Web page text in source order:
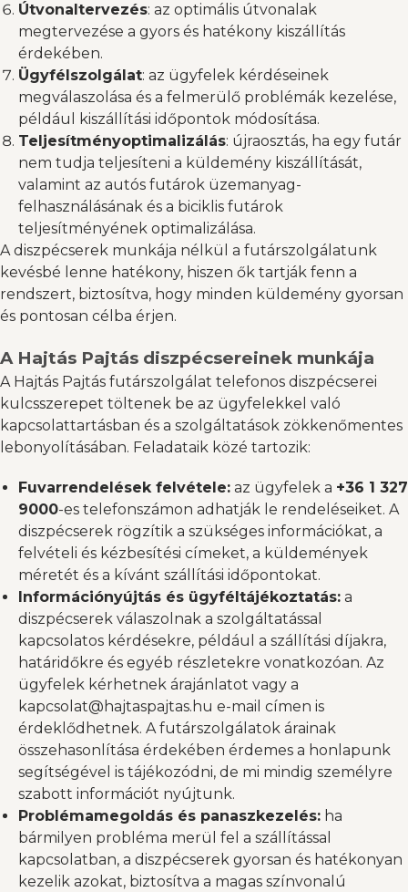
Útvonaltervezés: az optimális útvonalak
megtervezése a gyors és hatékony kiszállítás
érdekében.
Ügyfélszolgálat: az ügyfelek kérdéseinek
megválaszolása és a felmerülő problémák kezelése,
például kiszállítási időpontok módosítása.
Teljesítményoptimalizálás: újraosztás, ha egy futár
nem tudja teljesíteni a küldemény kiszállítását,
valamint az autós futárok üzemanyag-
felhasználásának és a biciklis futárok
teljesítményének optimalizálása.
A diszpécserek munkája nélkül a futárszolgálatunk
kevésbé lenne hatékony, hiszen ők tartják fenn a
rendszert, biztosítva, hogy minden küldemény gyorsan
és pontosan célba érjen.
A Hajtás Pajtás diszpécsereinek munkája
A Hajtás Pajtás futárszolgálat telefonos diszpécserei
kulcsszerepet töltenek be az ügyfelekkel való
kapcsolattartásban és a szolgáltatások zökkenőmentes
lebonyolításában. Feladataik közé tartozik:​
Fuvarrendelések felvétele: az ügyfelek a +36 1 327
9000-es telefonszámon adhatják le rendeléseiket. A
diszpécserek rögzítik a szükséges információkat, a
felvételi és kézbesítési címeket, a küldemények
méretét és a kívánt szállítási időpontokat.
Információnyújtás és ügyféltájékoztatás: a
diszpécserek válaszolnak a szolgáltatással
kapcsolatos kérdésekre, például a szállítási díjakra,
határidőkre és egyéb részletekre vonatkozóan. Az
ügyfelek kérhetnek árajánlatot vagy a
kapcsolat@hajtaspajtas.hu e-mail címen is
érdeklődhetnek. A futárszolgálatok árainak
összehasonlítása érdekében érdemes a honlapunk
segítségével is tájékozódni, de mi mindig személyre
szabott információt nyújtunk.
Problémamegoldás és panaszkezelés: ha
bármilyen probléma merül fel a szállítással
kapcsolatban, a diszpécserek gyorsan és hatékonyan
kezelik azokat, biztosítva a magas színvonalú